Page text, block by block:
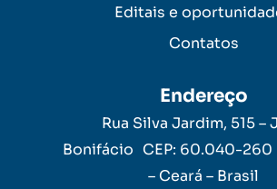
Editais e
Contatos
Endereço
Rua Silva Jardim, 515 –
Bonifácio CEP: 60.040-260
– Ceará – Brasil